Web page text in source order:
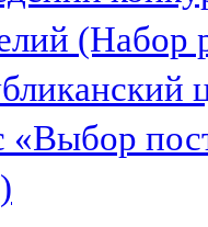
(Набор
«Выбор